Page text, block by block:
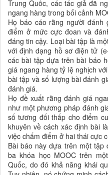
Trung Quốc, các tác giả đã
ngang hàng trong bối cảnh
Họ báo cáo rằng người đánh
điểm ở mức cực đoan và
đáng tin cậy. Loại bài tập là
với định dạng hồ sơ điện tử
các bài tập dựa trên bài báo
giá ngang hàng tỷ lệ nghịch
bài tập và số lượng bài đánh
đánh giá.
Họ đề xuất rằng đánh giá
như một phương pháp đánh
số tương đối thấp cho điểm
khuyên về cách xác định bài
việc chấm điểm ở hai thái cực
Bài báo này dựa trên một
ba khóa học MOOC trên
Quốc, do đó khả năng khái